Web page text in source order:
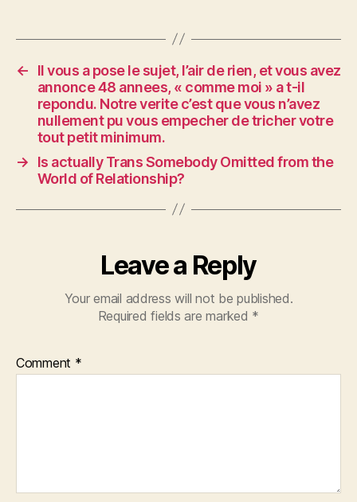
←
Il vous a pose le sujet, l’air de rien, et vous avez
annonce 48 annees, « comme moi » a t-il
repondu. Notre verite c’est que vous n’avez
nullement pu vous empecher de tricher votre
tout petit minimum.
→
Is actually Trans Somebody Omitted from the
World of Relationship?
Leave a Reply
Your email address will not be published.
Required fields are marked *
Comment *